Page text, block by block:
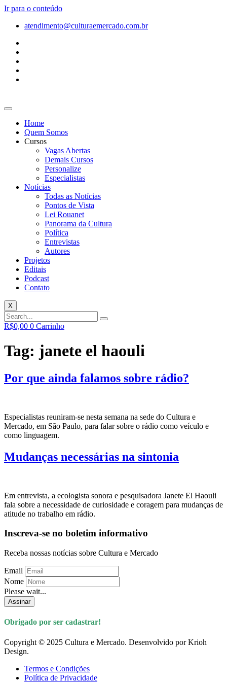
Ir para o conteúdo
atendimento@culturaemercado.com.br
Home
Quem Somos
Cursos
Vagas Abertas
Demais Cursos
Personalize
Especialistas
Notícias
Todas as Notícias
Pontos de Vista
Lei Rouanet
Panorama da Cultura
Política
Entrevistas
Autores
Projetos
Editais
Podcast
Contato
X
R$0,00 0 Carrinho
Tag: janete el haouli
Por que ainda falamos sobre rádio?
Especialistas reuniram-se nesta semana na sede do Cultura e
Mercado, em São Paulo, para falar sobre o rádio como veículo e
como linguagem.
Mudanças necessárias na sintonia
Em entrevista, a ecologista sonora e pesquisadora Janete El Haouli
fala sobre a necessidade de curiosidade e coragem para mudanças de
atitude no trabalho em rádio.
Inscreva-se no boletim informativo
Receba nossas notícias sobre Cultura e Mercado
Email
Nome
Please wait...
Assinar
Obrigado por ser cadastrar!
Copyright © 2025 Cultura e Mercado. Desenvolvido por Krioh
Design.
Termos e Condições
Política de Privacidade